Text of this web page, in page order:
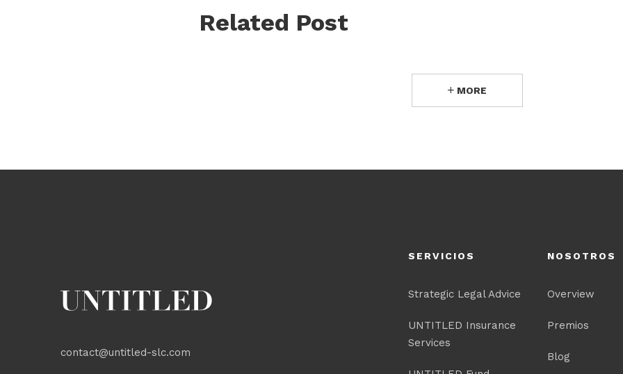
Related Post
MORE
contact@untitled-slc.com
SERVICIOS
Strategic Legal Advice
UNTITLED Insurance
Services
NOSOTROS
Overview
Premios
Blog